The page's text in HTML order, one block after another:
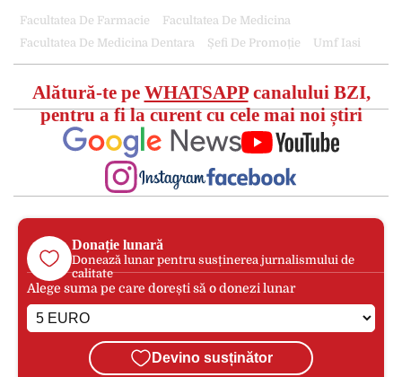
Facultatea De Farmacie
Facultatea De Medicina
Facultatea De Medicina Dentara
Șefi De Promoție Umf Iasi
Alătură-te pe WHATSAPPcanalului BZI,
pentru a fi la curent cu cele mai noi știri
Donație lunară
Donează lunar pentru susținerea jurnalismului de
calitate
Alege suma pe care dorești să o donezi lunar
Devino susținător